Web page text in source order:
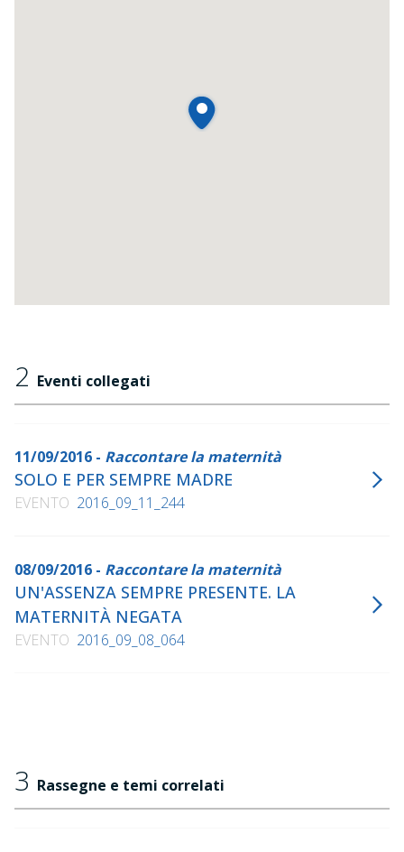
2 Eventi collegati
11/09/2016 - Raccontare la maternità
SOLO E PER SEMPRE MADRE
EVENTO 2016_09_11_244
08/09/2016 - Raccontare la maternità
UN'ASSENZA SEMPRE PRESENTE. LA
MATERNITÀ NEGATA
EVENTO 2016_09_08_064
3 Rassegne e temi correlati